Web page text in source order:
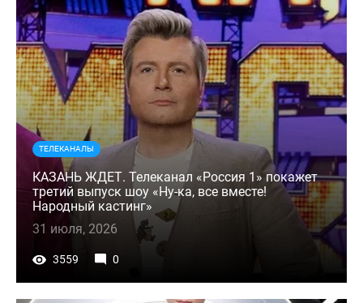
ТЕЛЕКАНАЛЫ
КАЗАНЬ ЖДЕТ. Телеканал «Россия 1» покажет
третий выпуск шоу «Ну-ка, все вместе!
Народный кастинг»
31 июля, 2026
3559 0